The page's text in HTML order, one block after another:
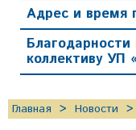
Адрес и время
коллективу УП
Главная Новости